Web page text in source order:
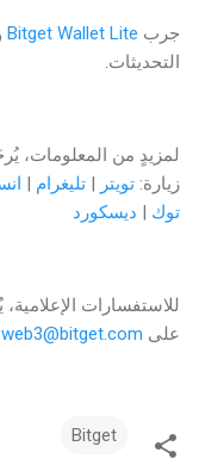
جرب
التحديثات.
لمزيدٍ من المعلومات،
زيارة:‏ تويتر | تليغرام |
توك | ديسكورد
للاستفسارات
على
Bitget